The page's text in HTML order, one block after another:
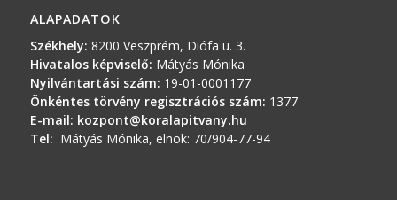
ALAPADATOK
Székhely: 8200 Veszprém, Diófa u. 3.
Hivatalos képviselő: Mátyás Mónika
Nyilvántartási szám: 19-01-0001177
Önkéntes törvény regisztrációs szám: 1377
E-mail: kozpont@koralapitvany.hu
Tel: Mátyás Mónika, elnök: 70/904-77-94